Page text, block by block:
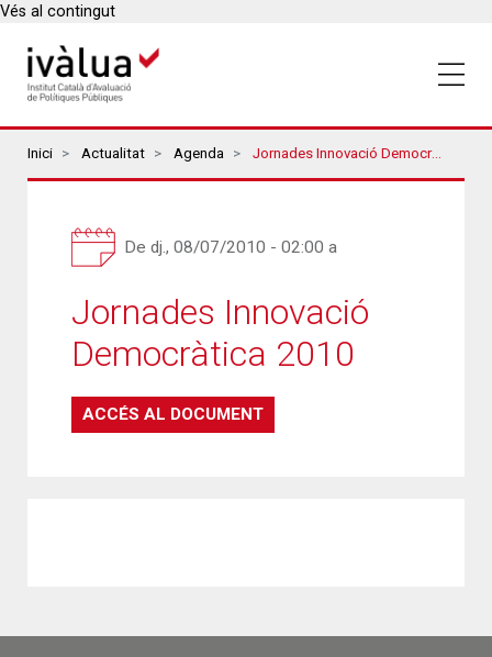
Vés al contingut
Breadcrumbs
Inici Actualitat Agenda Jornades Innovació Democràtica 2010
De dj., 08/07/2010 - 02:00 a
Jornades Innovació
Democràtica 2010
ACCÉS AL DOCUMENT